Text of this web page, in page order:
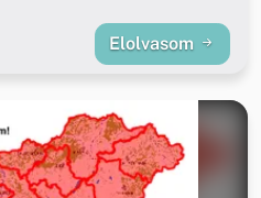
Elolvasom